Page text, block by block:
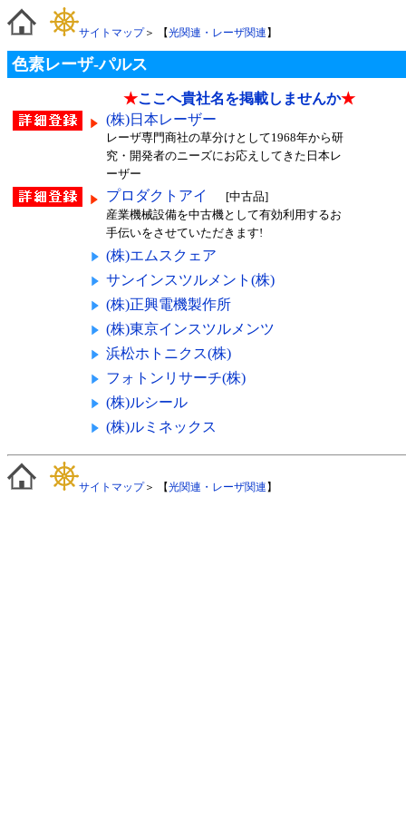
サイトマップ＞ 【光関連・レーザ関連 】
色素レーザ-パルス
★ここへ貴社名を掲載しませんか★
(株)日本レーザー
レーザ専門商社の草分けとして1968年から研
究・開発者のニーズにお応えしてきた日本レ
ーザー
プロダクトアイ
[中古品]
産業機械設備を中古機として有効利用するお
手伝いをさせていただきます!
(株)エムスクェア
サンインスツルメント(株)
(株)正興電機製作所
(株)東京インスツルメンツ
浜松ホトニクス(株)
フォトンリサーチ(株)
(株)ルシール
(株)ルミネックス
サイトマップ＞ 【光関連・レーザ関連 】